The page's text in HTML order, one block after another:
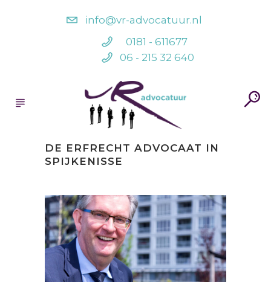
info@vr-advocatuur.nl
0181 - 611677
06 - 215 32 640
DE ERFRECHT ADVOCAAT IN
SPIJKENISSE